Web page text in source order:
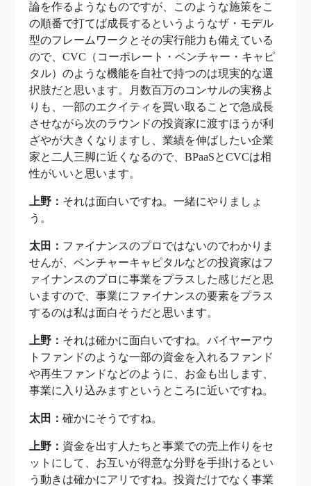
論を作るようなものですが、このような施策をこ
の順番で打てば成長するというようなザ・モデル
型のフレームワークとその実行能力も備えている
ので、CVC（コーポレート・ベンチャー・キャピ
タル）のような機能を自社で持つのは現実的な選
択肢だと思います。月数百万のコンサルの実務よ
りも、一部のエクイティを買い取ることで急成長
させながら次のラウンドの投資家に渡すほうが利
ざやが大きくなりますし、業績を伸ばしたい企業
家と二人三脚に近くなるので、BPaaSとCVCは相
性がいいと思います。
上野： それは面白いですね。一緒にやりましょ
う。
太田： ファイナンスのプロではないのでわかりま
せんが、ベンチャーキャピタルなどの投資家はフ
ァイナンスのプロに事業をプラスした感じだと思
いますので、事業にファイナンスの要素をプラス
するのは私は面白そうだと思います。
上野： それは確かに面白いですね。バイヤーアウ
トファンドのような一部の資金を入れるファンド
や再生ファンドなどのように、お金も出します、
事業に入り込みますというところに近いですね。
太田： 確かにそうですね。
上野： 資金を出す人たちと事業での売上作りをセ
ットにして、お互いが得意な分野を手掛けるとい
う動きは確かにアリですね。投資だけでなく事業